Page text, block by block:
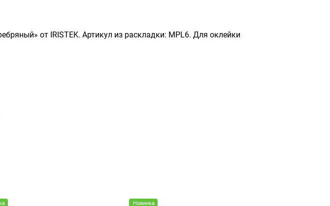
от IRISTEK. Артикул из раскладки: MPL6. Для оклейки
Новинка